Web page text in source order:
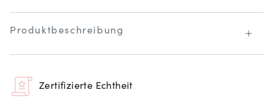
Produktbeschreibung
Zertifizierte Echtheit